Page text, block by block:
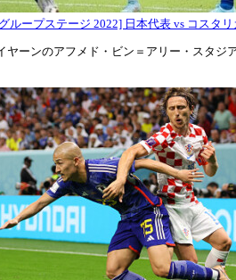
ループステージ 2022] 日本代表 vs コスタリ
ヤーンのアフメド・ビン＝アリー・スタ